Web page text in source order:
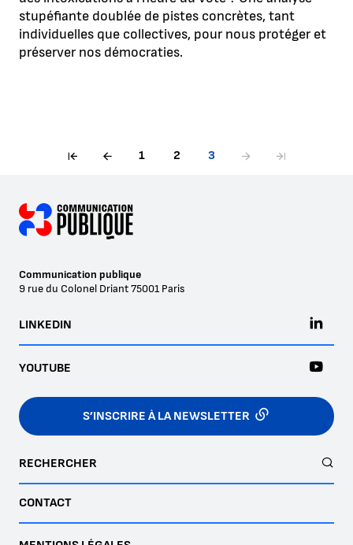
stupéfiante doublée de pistes concrètes, tant
individuelles que collectives, pour nous protéger et
préserver nos démocraties.
1 2 3
Communication publique
9 rue du Colonel Driant75001 Paris
S’INSCRIRE À LA NEWSLETTER
LINKEDIN
YOUTUBE
RECHERCHER
CONTACT